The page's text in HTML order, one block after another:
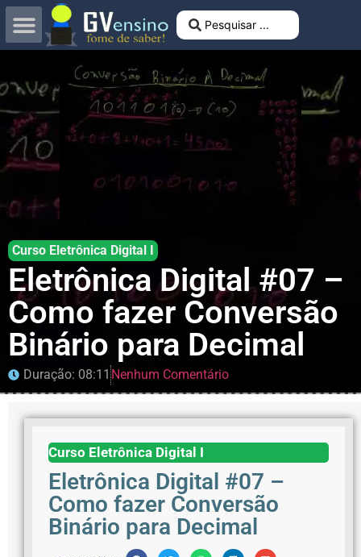
Curso Eletrônica Digital I
Eletrônica Digital #07 –
Como fazer Conversão
Binário para Decimal
Duração: 08:11 Nenhum Comentário
Curso Eletrônica Digital I
Eletrônica Digital #07 –
Como fazer Conversão
Binário para Decimal